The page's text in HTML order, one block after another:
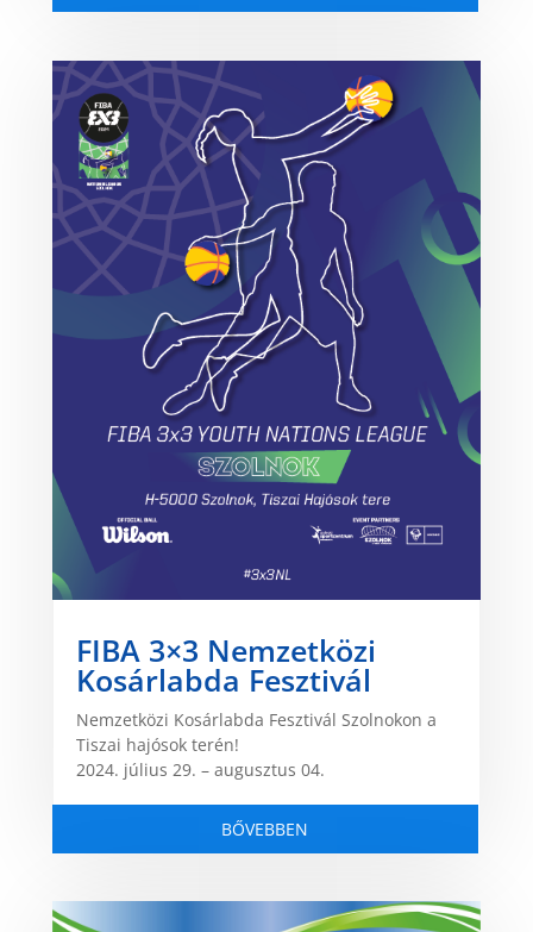
FIBA 3×3 Nemzetközi
Kosárlabda Fesztivál
Nemzetközi Kosárlabda Fesztivál Szolnokon a
Tiszai hajósok terén!
2024. július 29. – augusztus 04.
BŐVEBBEN